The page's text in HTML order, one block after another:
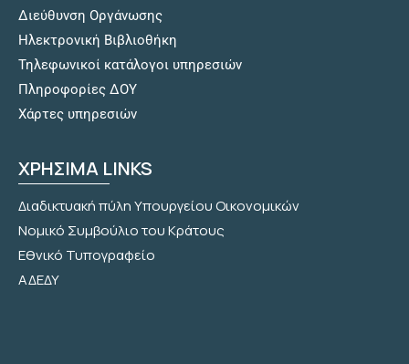
Διεύθυνση Οργάνωσης
Hλεκτρονική Βιβλιοθήκη
Τηλεφωνικοί κατάλογοι υπηρεσιών
Πληροφορίες ΔΟΥ
Χάρτες υπηρεσιών
ΧΡΗΣΙΜΑ LINKS
Διαδικτυακή πύλη Υπουργείου Οικονομικών
Νομικό Συμβούλιο του Κράτους
Εθνικό Τυπογραφείο
ΑΔΕΔΥ